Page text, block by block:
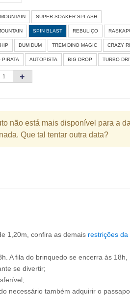
Agosto 2026 »
Q Q S S
1
24 25
SUPER SOAKER SPLASH
SPIN BLAST REBULIÇO
DUM DUM TREM DINO MAGIC CRAZY
PIRATA AUTOPISTA BIG DROP TURBO
não está mais disponível para a
Que tal tentar outra data?
1,20m, confira as demais restrições da
A fila do brinquedo se encerra às 18h,
se divertir;
necessário também adquirir o